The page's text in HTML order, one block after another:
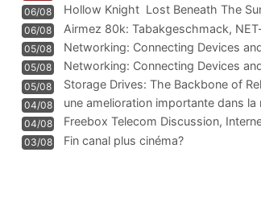
06/08 Hollow Knight  Lost Beneath The
06/08
Airmez 80k: Tabakgeschmack,
Technologie und Leistung im
05/08 Networking: Connecting Devices
05/08
Networking: Connecting Devices
Information
05/08
Storage Drives: The Backbone of
Management
04/08
une amelioration importante dans la
WIFI
04/08
Freebox Telecom Discussion,
Communi
03/08 Fin canal plus cinéma?